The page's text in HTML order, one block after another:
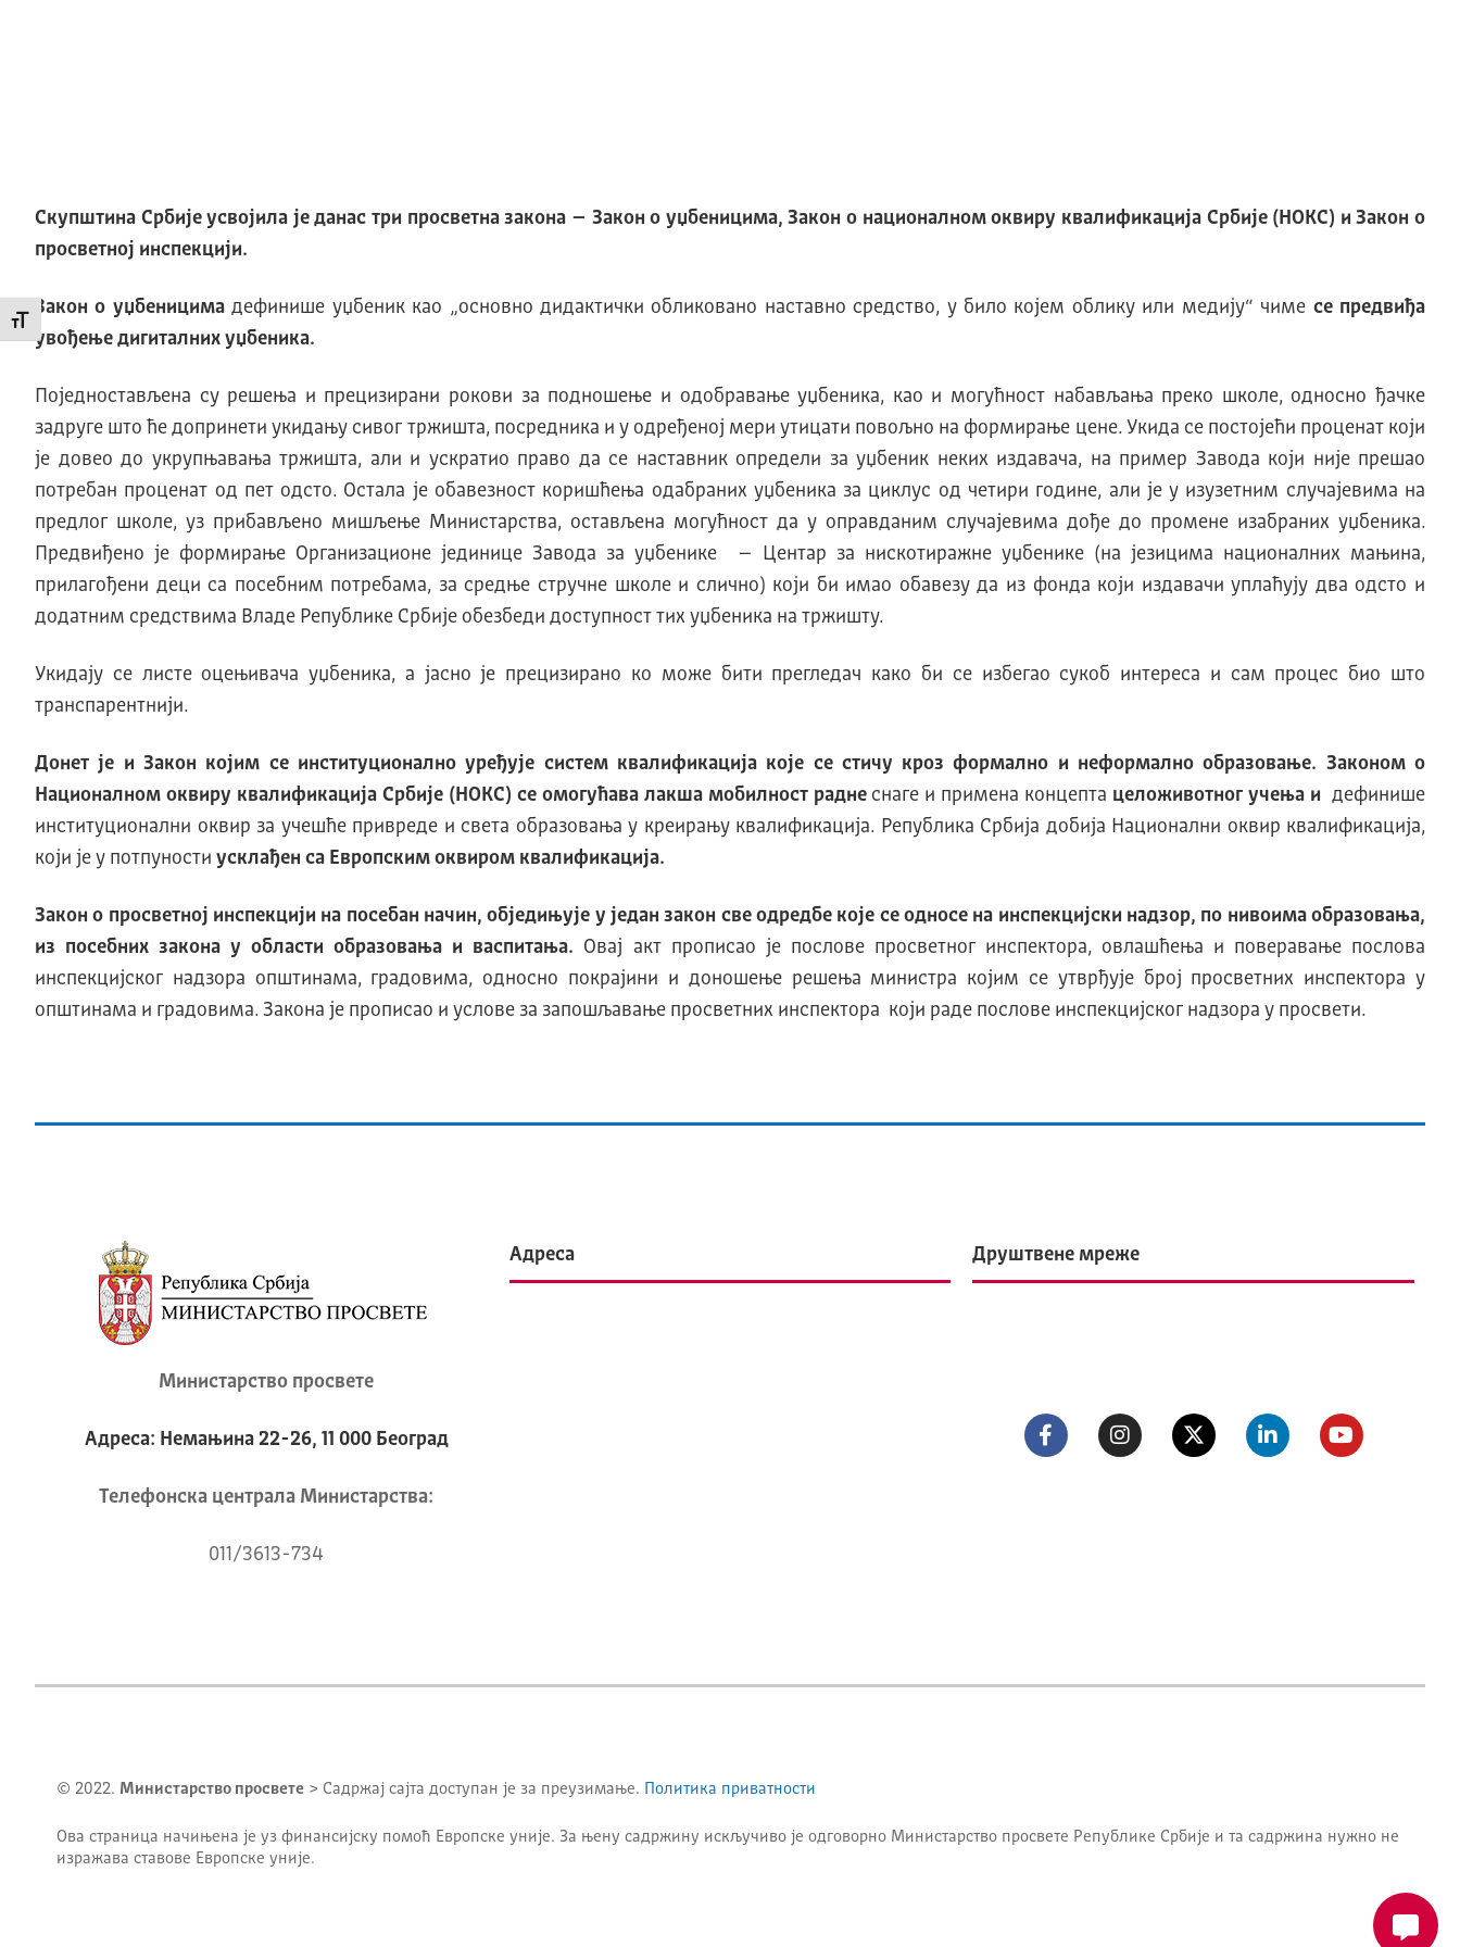
Промени величину слова
Скупштина Србије усвојила је данас три просветна закона – Закон о уџбеницима, Закон о националном оквиру квалификација Србије(НОКС) и Закон о
просветној инспекцији.
Закон о уџбеницимадефинише уџбеник као „основно дидактички обликовано наставно средство, у било којем облику или медију“ чиме сепредвиђа
увођење дигиталних уџбеника.
Поједностављена су решења и прецизирани рокови за подношење и одобравање уџбеника, као и могућност набављања преко школе, односно ђачке
задруге што ће допринети укидању сивог тржишта, посредника и у одређеној мери утицати повољно на формирање цене. Укида се постојећи проценат који
је довео до укрупњавања тржишта, али и ускратио право да се наставник определи за уџбеник неких издавача, на пример Завода који није прешао
потребан проценат од пет одсто. Остала је обавезност коришћења одабраних уџбеника за циклус од четири године, али је у изузетним случајевима на
предлог школе, уз прибављено мишљење Министарства, остављена могућност да у оправданим случајевима дође до промене изабраних уџбеника.
Предвиђено је формирање Организационе јединице Завода за уџбенике – Центар за нискотиражне уџбенике (на језицима националних мањина,
прилагођени деци са посебним потребама, за средње стручне школе и слично) који би имао обавезу да из фонда који издавачи уплаћују два одсто и
додатним средствима Владе Републике Србије обезбеди доступност тих уџбеника на тржишту.
Укидају се листе оцењивача уџбеника, а јасно је прецизирано ко може бити прегледач како би се избегао сукоб интереса и сам процес био што
транспарентнији.
Донет је и Закон којим се институционално уређује систем квалификација које се стичу кроз формално и неформално образовање. Законом о
Националном оквиру квалификација Србије (НОКС) се омогућава лакша мобилност радне снаге и примена концепта целоживотног учења и
дефинише
институционални оквир за учешће привреде и света образовања у креирању квалификација. Република Србија добија Национални оквир квалификација,
који је у потпуности усклађен са Европским оквиром квалификација.
Закон о просветној инспекцији на посебан начин, обједињује у један закон све одредбе које се односе на инспекцијски надзор, по нивоима образовања,
из посебних закона у области образовања и васпитања. Овај акт прописао је послове просветног инспектора, овлашћења и поверавање послова
инспекцијског надзора општинама, градовима, односно покрајини и доношење решења министра којим се утврђује број просветних инспектора у
општинама и градовима. Закона је прописао и услове за запошљавање просветних инспектора који раде послове инспекцијског надзора у просвети.
Министарство просвете
Адреса: Немањина 22-26, 11 000 Београд
Телeфонска централа Mинистарства:
011/3613-734
Адреса Друштвене мреже
© 2022. Министарство просвете > Садржај сајта доступан је за преузимање. Политика приватности
Ова страница начињена је уз финансијску помоћ Европске уније. За њену садржину искључиво је одговорно Министарство просвете Републике Србије и та садржина нужно не
изражава ставове Европске уније.